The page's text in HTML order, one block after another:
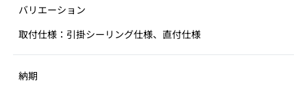
バリエーション
取付仕様：引掛シーリング仕様、直付仕様
納期